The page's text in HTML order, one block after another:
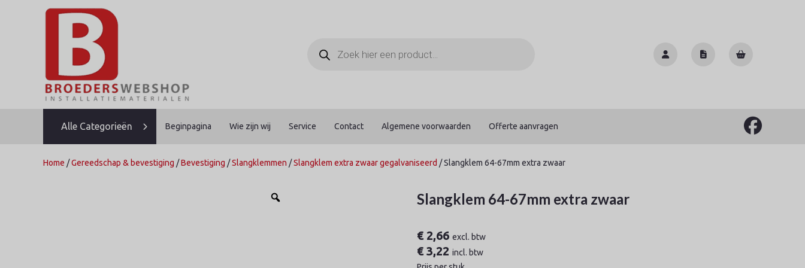
zoeken
Alle Categorieën Beginpagina Wie zijn wij Service Contact Algemene voorwaarden Offerte aanvragen
Home /Gereedschap & bevestiging /Bevestiging /Slangklemmen /Slangklem extra zwaar gegalvaniseerd / Slangklem 64-67mm extra zwaar
Slangklem 64-67mm extra zwaar
€ 2,66 excl. btw
€ 3,22 incl. btw